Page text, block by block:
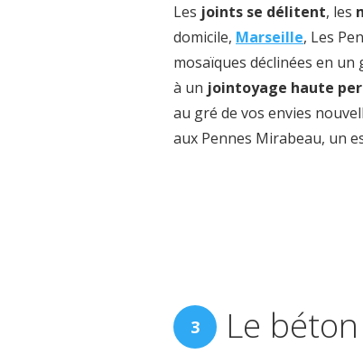
Les joints se délitent, les
domicile, Marseille, Les
mosaïques déclinées en
à un jointoyage haute
au gré de vos envies
aux Pennes Mirabeau, un
Le